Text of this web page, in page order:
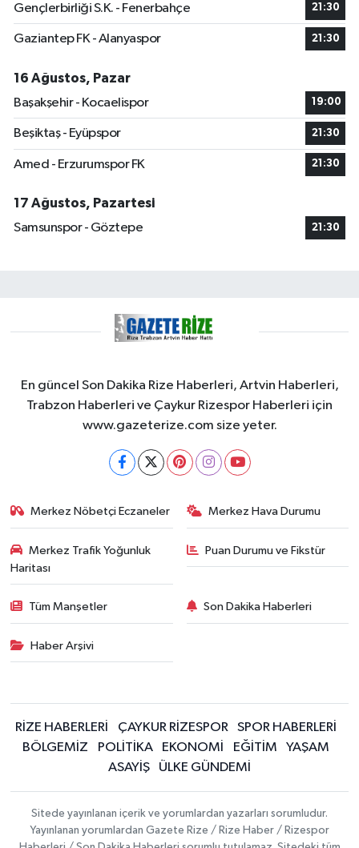
Gençlerbirliği S.K. - Fenerbahçe 21:30
Gaziantep FK - Alanyaspor 21:30
16 Ağustos, Pazar
Başakşehir - Kocaelispor
19:00
Beşiktaş - Eyüpspor 21:30
Amed - Erzurumspor FK 21:30
17 Ağustos, Pazartesi
Samsunspor - Göztepe
21:30
En güncel Son Dakika Rize Haberleri, Artvin Haberleri,
Trabzon Haberleri ve Çaykur Rizespor Haberleri için
www.gazeterize.com size yeter.
Merkez Nöbetçi Eczaneler Merkez Hava Durumu
Merkez Trafik Yoğunluk
Haritası
Puan Durumu ve Fikstür
Tüm Manşetler Son Dakika Haberleri
Haber Arşivi
RİZE HABERLERİ ÇAYKUR RİZESPOR
SPOR HABERLERİ
BÖLGEMİZ
POLİTİKA EKONOMİ EĞİTİM
YAŞAM
ASAYİŞ
ÜLKE GÜNDEMİ
Sitede yayınlanan içerik ve yorumlardan yazarları sorumludur.
Yayınlanan yorumlardan Gazete Rize / Rize Haber / Rizespor